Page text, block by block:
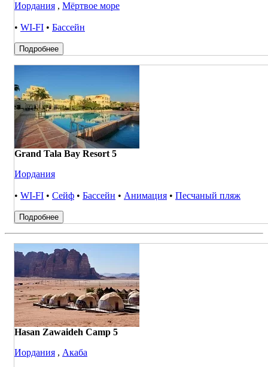
Иордания , Мёртвое море
• WI-FI • Бассейн
Подробнее
Grand Tala Bay Resort 5
Иордания
• WI-FI • Сейф • Бассейн • Анимация • Песчаный пляж
Подробнее
Hasan Zawaideh Camp 5
Иордания , Акаба